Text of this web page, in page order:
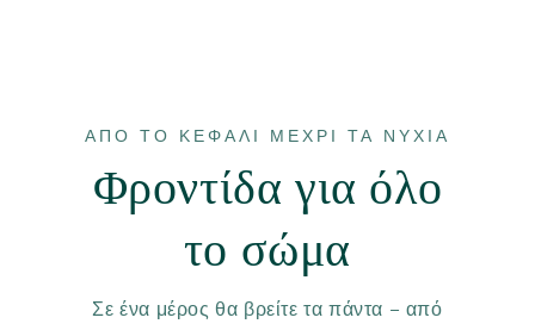
ΑΠΌ ΤΟ ΚΕΦΆΛΙ ΜΈΧΡΙ ΤΑ ΝΎΧΙΑ
Φροντίδα για όλο
το σώμα
Σε ένα μέρος θα βρείτε τα πάντα – από